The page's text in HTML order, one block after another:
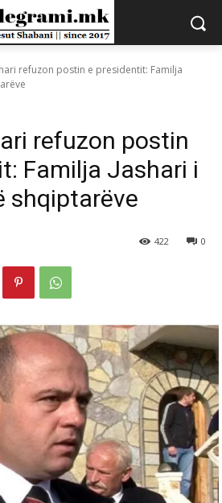
refuzon postin e presidentit: Familja
refuzon postin
Familja Jashari i
shqiptarëve
0
422